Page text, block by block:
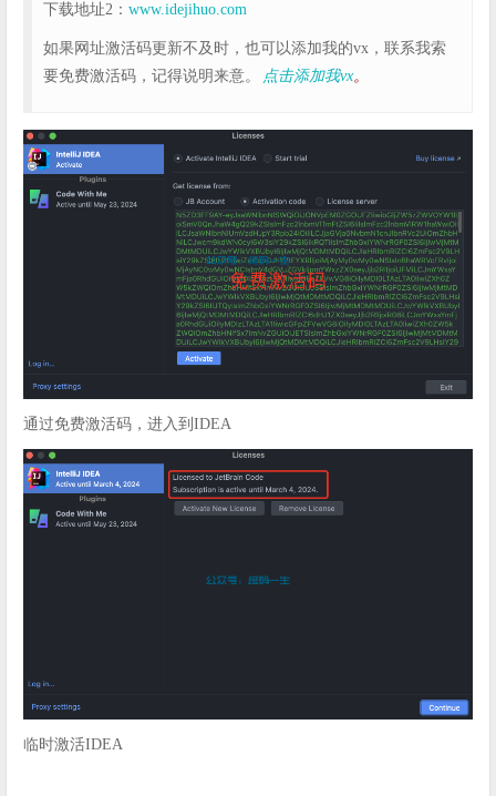
下载地址2： www.idejihuo.com
如果网址激活码更新不及时，也可以添加我的vx，联系我索
要免费激活码，记得说明来意。
点击添加我vx。
通过免费激活码，进入到IDEA
临时激活IDEA